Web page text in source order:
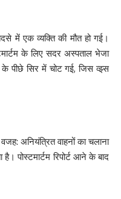
में एक व्यक्ति की मौत हो गई।
के लिए सदर अस्पताल भेजा
पीछे सिर में चोट गई, जिस व्झ्स
अनियंत्रित वाहनों का चलाना
है। पोस्टमार्टम रिपोर्ट आने के बाद